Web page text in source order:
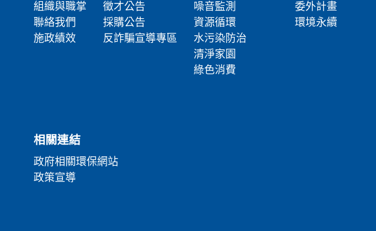
組織與職掌
聯絡我們
施政績效
徵才公告
採購公告
反詐騙宣導專區
噪音監測
資源循環
水污染防治
清淨家園
綠色消費
委外計畫
環境永續
相關連結
政府相關環保網站
政策宣導